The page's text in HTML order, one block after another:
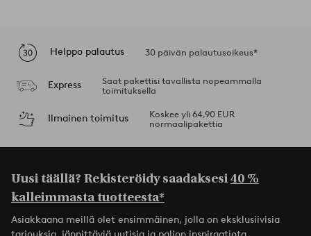
Helppo palautus 30 päivän palautusoikeus*
Express
Saat pakettisi tavallista nopeammalla
toimituksella
Ilmainen toimitus
Koskee yli 64,90 EUR
normaalipakettia
Uusi täällä? Rekisteröidy saadaksesi40 %
kalleimmasta tuotteesta*
Asiakkaana meillä olet ensimmäinen, jolla on eksklusiivisia